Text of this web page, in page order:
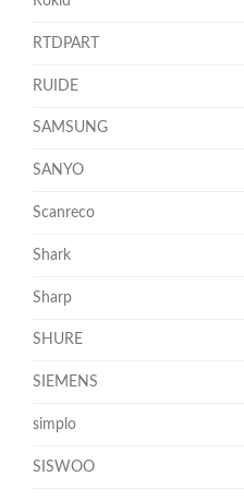
RTDPART
RUIDE
SAMSUNG
SANYO
Scanreco
Shark
Sharp
SHURE
SIEMENS
simplo
SISWOO